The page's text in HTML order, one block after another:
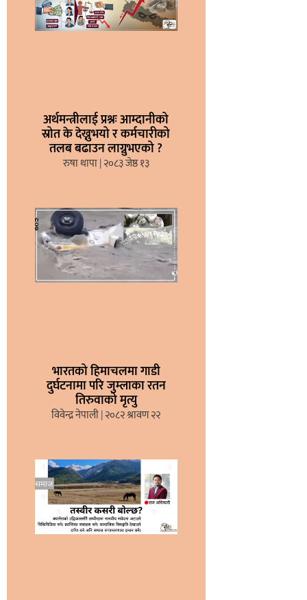
अर्थमन्त्रीलाई प्रश्नः आम्दानीको
स्रोत के देख्नुभयो र कर्मचारीको
तलब बढाउन लाग्नुभएको ?
रुषा थापा २०८३ जेष्ठ १३
भारतको हिमाचलमा गाडी
दुर्घटनामा परि जुम्लाका रतन
तिरुवाको मृत्यु
विवेन्द्र नेपाली २०८२ श्रावण २२